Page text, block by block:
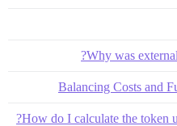
Why was
Balancing Costs and
How do I calculate the token